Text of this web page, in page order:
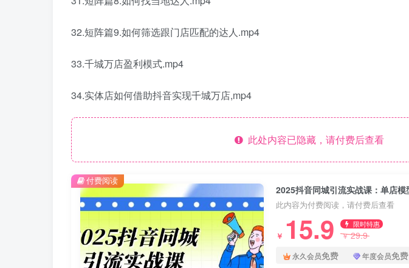
32.短阵篇9.如何筛选跟门店匹配的达人.mp4
33.千城万店盈利模式.mp4
34.实体店如何借助抖音实现千城万店,mp4
此处内容已隐藏，请付费后查看
此内容为付费阅读，请付费后查看
￥ 15.9 限时特惠
￥29.9
永久会员免费 年度会员免费
付费阅读